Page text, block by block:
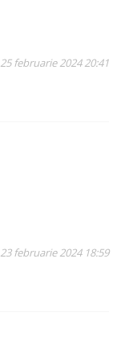
25 februarie 2024 20:41
23 februarie 2024 18:59